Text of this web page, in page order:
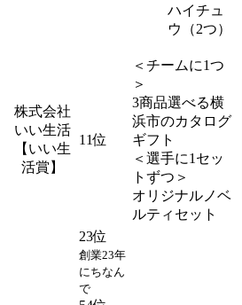
ハイチュ
ウ（2つ）
株式会社
いい生活
【いい生
活賞】
11位
＜チームに1つ
＞
3商品選べる横
浜市のカタログ
ギフト
＜選手に1セッ
トずつ＞
オリジナルノベ
ルティセット
23位
創業23年
にちなん
で